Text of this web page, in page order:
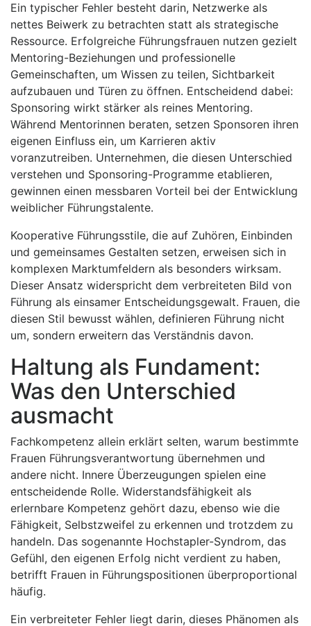
Ein typischer Fehler besteht darin, Netzwerke als
nettes Beiwerk zu betrachten statt als strategische
Ressource. Erfolgreiche Führungsfrauen nutzen gezielt
Mentoring-Beziehungen und professionelle
Gemeinschaften, um Wissen zu teilen, Sichtbarkeit
aufzubauen und Türen zu öffnen. Entscheidend dabei:
Sponsoring wirkt stärker als reines Mentoring.
Während Mentorinnen beraten, setzen Sponsoren ihren
eigenen Einfluss ein, um Karrieren aktiv
voranzutreiben. Unternehmen, die diesen Unterschied
verstehen und Sponsoring-Programme etablieren,
gewinnen einen messbaren Vorteil bei der Entwicklung
weiblicher Führungstalente.
Kooperative Führungsstile, die auf Zuhören, Einbinden
und gemeinsames Gestalten setzen, erweisen sich in
komplexen Marktumfeldern als besonders wirksam.
Dieser Ansatz widerspricht dem verbreiteten Bild von
Führung als einsamer Entscheidungsgewalt. Frauen, die
diesen Stil bewusst wählen, definieren Führung nicht
um, sondern erweitern das Verständnis davon.
Haltung als Fundament:
Was den Unterschied
ausmacht
Fachkompetenz allein erklärt selten, warum bestimmte
Frauen Führungsverantwortung übernehmen und
andere nicht. Innere Überzeugungen spielen eine
entscheidende Rolle. Widerstandsfähigkeit als
erlernbare Kompetenz gehört dazu, ebenso wie die
Fähigkeit, Selbstzweifel zu erkennen und trotzdem zu
handeln. Das sogenannte Hochstapler-Syndrom, das
Gefühl, den eigenen Erfolg nicht verdient zu haben,
betrifft Frauen in Führungspositionen überproportional
häufig.
Ein verbreiteter Fehler liegt darin, dieses Phänomen als